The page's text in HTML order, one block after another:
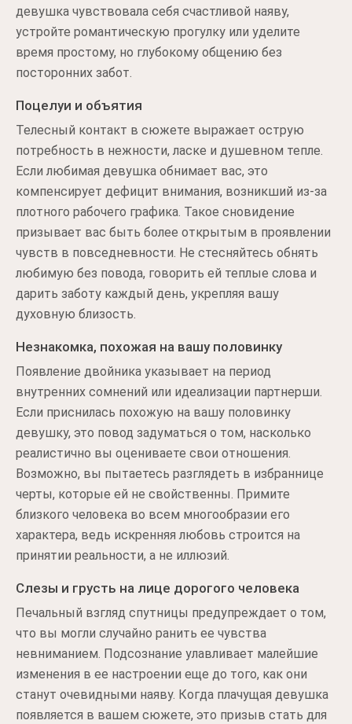
девушка чувствовала себя счастливой наяву,
устройте романтическую прогулку или уделите
время простому, но глубокому общению без
посторонних забот.
Поцелуи и объятия
Телесный контакт в сюжете выражает острую
потребность в нежности, ласке и душевном тепле.
Если любимая девушка обнимает вас, это
компенсирует дефицит внимания, возникший из-за
плотного рабочего графика. Такое сновидение
призывает вас быть более открытым в проявлении
чувств в повседневности. Не стесняйтесь обнять
любимую без повода, говорить ей теплые слова и
дарить заботу каждый день, укрепляя вашу
духовную близость.
Незнакомка, похожая на вашу половинку
Появление двойника указывает на период
внутренних сомнений или идеализации партнерши.
Если приснилась похожую на вашу половинку
девушку, это повод задуматься о том, насколько
реалистично вы оцениваете свои отношения.
Возможно, вы пытаетесь разглядеть в избраннице
черты, которые ей не свойственны. Примите
близкого человека во всем многообразии его
характера, ведь искренняя любовь строится на
принятии реальности, а не иллюзий.
Слезы и грусть на лице дорогого человека
Печальный взгляд спутницы предупреждает о том,
что вы могли случайно ранить ее чувства
невниманием. Подсознание улавливает малейшие
изменения в ее настроении еще до того, как они
станут очевидными наяву. Когда плачущая девушка
появляется в вашем сюжете, это призыв стать для